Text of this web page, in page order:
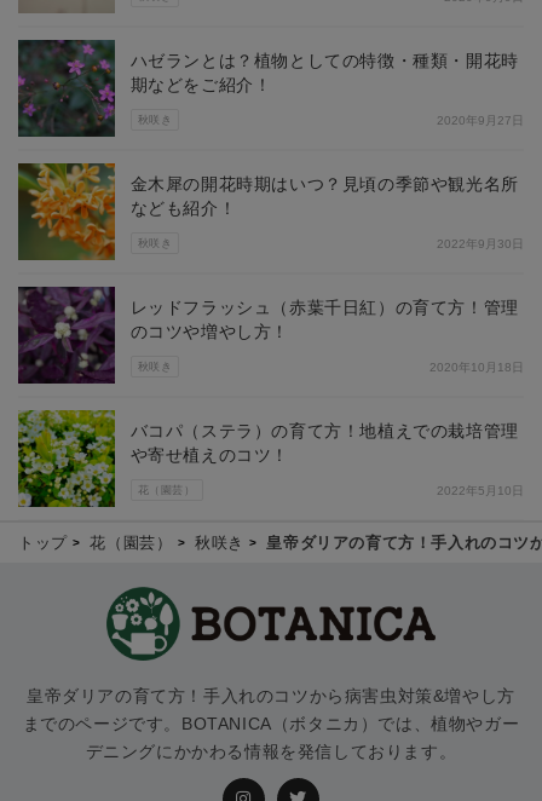
秋咲き
ハゼランとは？植物としての特徴・種類・開花時
期などをご紹介！
2020年9月27日
秋咲き
金木犀の開花時期はいつ？見頃の季節や観光名所
なども紹介！
2022年9月30日
秋咲き
レッドフラッシュ（赤葉千日紅）の育て方！管理
のコツや増やし方！
2020年10月18日
花（園芸）
バコパ（ステラ）の育て方！地植えでの栽培管理
や寄せ植えのコツ！
2022年5月10日
トップ 花（園芸） 秋咲き 皇帝ダリアの育て方！手入れのコツ
皇帝ダリアの育て方！手入れのコツから病害虫対策&増やし方
までのページです。BOTANICA（ボタニカ）では、植物やガー
デニングにかかわる情報を発信しております。